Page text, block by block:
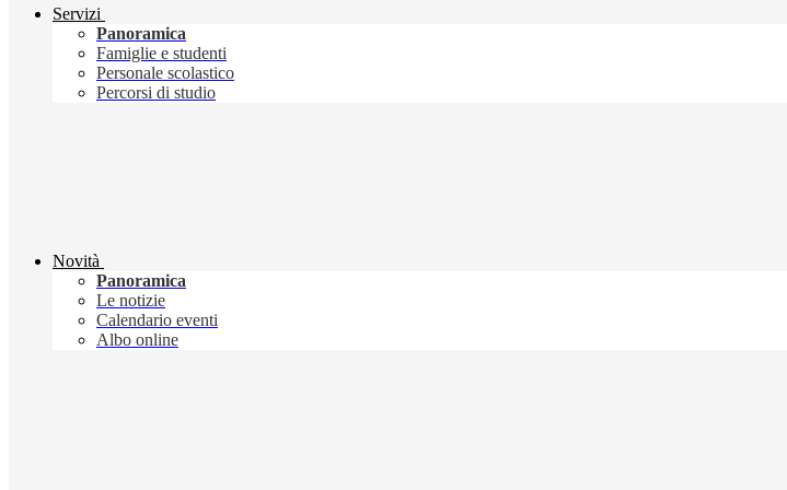
Servizi
Panoramica
Famiglie e studenti
Personale scolastico
Percorsi di studio
Novità
Panoramica
Le notizie
Calendario eventi
Albo online